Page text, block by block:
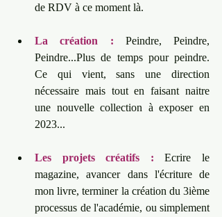
de RDV à ce moment là.
La création : Peindre, Peindre,
Peindre...Plus de temps pour peindre.
Ce qui vient, sans une direction
nécessaire mais tout en faisant naitre
une nouvelle collection à exposer en
2023...
Les projets créatifs : Ecrire le
magazine, avancer dans l'écriture de
mon livre, terminer la création du 3ième
processus de l'académie, ou simplement